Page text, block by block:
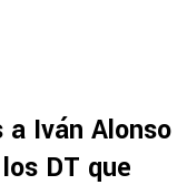
Iván Alonso
DT que